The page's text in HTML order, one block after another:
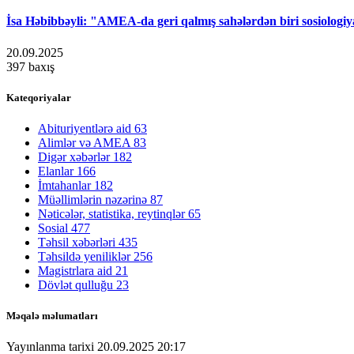
İsa Həbibbəyli: "AMEA-da geri qalmış sahələrdən biri
20.09.2025
397 baxış
Kateqoriyalar
Abituriyentlərə aid 63
Alimlər və AMEA 83
Digər xəbərlər 182
Elanlar 166
İmtahanlar 182
Müəllimlərin nəzərinə 87
Nəticələr, statistika, reytinqlər65
Sosial 477
Təhsil xəbərləri 435
Təhsildə yeniliklər 256
Magistrlara aid 21
Dövlət qulluğu 23
Məqalə məlumatları
Yayınlanma tarixi 20.09.2025 20:17